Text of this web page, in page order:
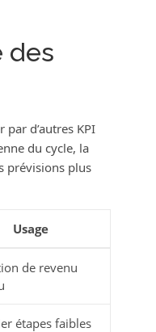
des
d’autres KPI
du cycle, la
prévisions plus
Usage
de revenu
étapes faibles